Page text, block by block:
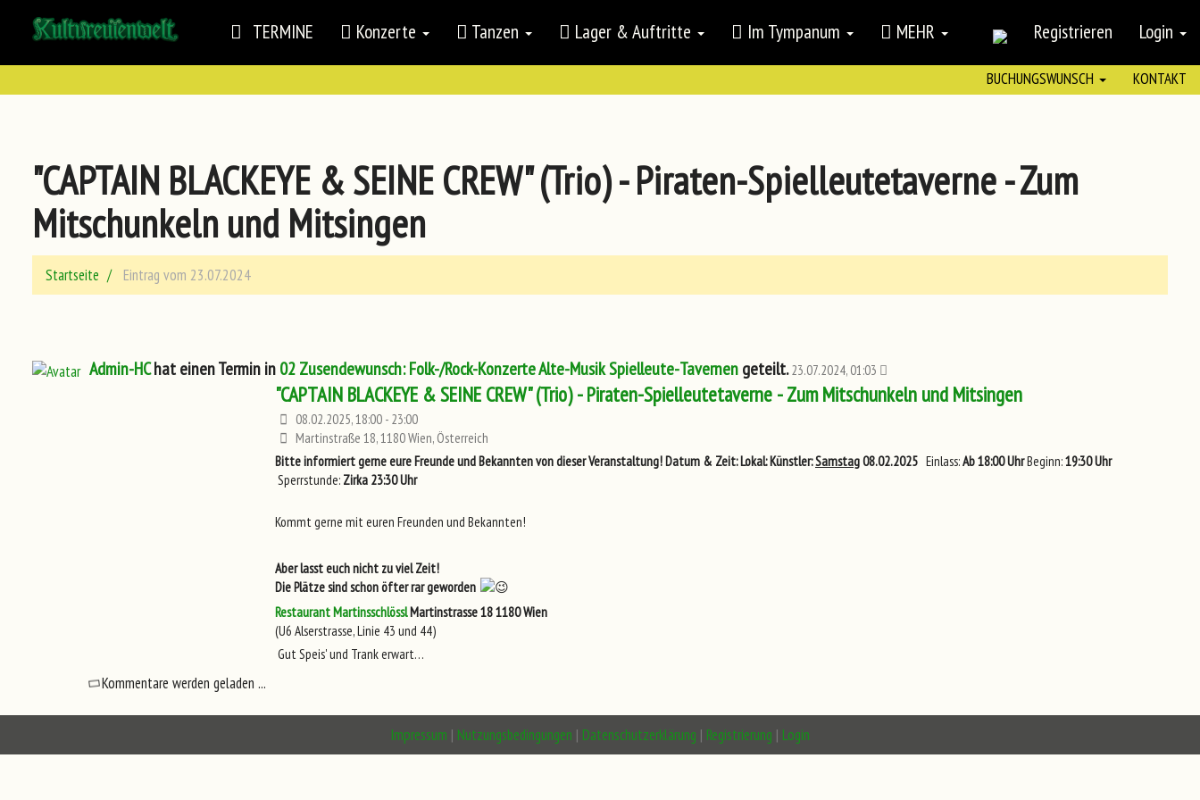
TERMINE Konzerte Tanzen Lager & Auftritte Im Tympanum MEHR Registrieren Login
BUCHUNGSWUNSCH KONTAKT
"CAPTAIN BLACKEYE & SEINE CREW" (Trio) - Piraten-Spielleutetaverne - Zum
Mitschunkeln und Mitsingen
Startseite Eintrag vom 23.07.2024
Admin-HChat einen Termin in02 Zusendewunsch: Folk-/Rock-Konzerte Alte-Musik Spielleute-Tavernengeteilt.23.07.2024, 01:03
"CAPTAIN BLACKEYE & SEINE CREW" (Trio) - Piraten-Spielleutetaverne - Zum Mitschunkeln und Mitsingen
08.02.2025, 18:00 - 23:00
Martinstraße 18, 1180 Wien, Österreich
Bitte informiert gerne eure Freunde und Bekannten von dieser Veranstaltung!Datum & Zeit:Lokal:Künstler:Samstag08.02.2025 Einlass:Ab 18:00 UhrBeginn:19:30 Uhr
Sperrstunde: Zirka 23:30 Uhr
Kommt gerne mit euren Freunden und Bekannten!
Aber lasst euch nicht zu viel Zeit!
Die Plätze sind schon öfter rar geworden
Restaurant MartinsschlösslMartinstrasse 181180 Wien
(U6 Alserstrasse, Linie 43 und 44)
Gut Speis' und Trank erwart…
Kommentare werden geladen ...
Impressum | Nutzungsbedingungen | Datenschutzerklärung | Registrierung | Login